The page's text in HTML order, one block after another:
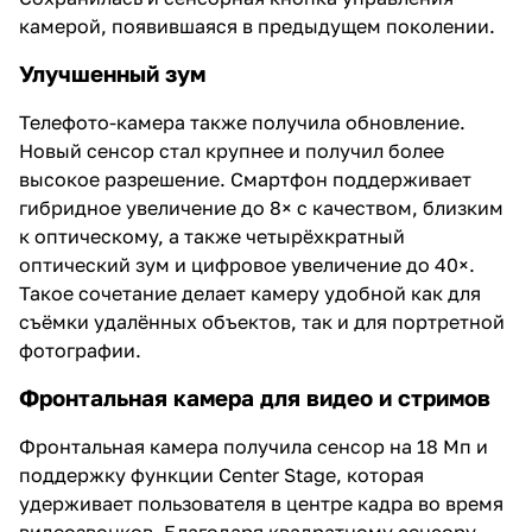
камерой, появившаяся в предыдущем поколении.
Улучшенный зум
Телефото-камера также получила обновление.
Новый сенсор стал крупнее и получил более
высокое разрешение. Смартфон поддерживает
гибридное увеличение до 8× с качеством, близким
к оптическому, а также четырёхкратный
оптический зум и цифровое увеличение до 40×.
Такое сочетание делает камеру удобной как для
съёмки удалённых объектов, так и для портретной
фотографии.
Фронтальная камера для видео и стримов
Фронтальная камера получила сенсор на 18 Мп и
поддержку функции Center Stage, которая
удерживает пользователя в центре кадра во время